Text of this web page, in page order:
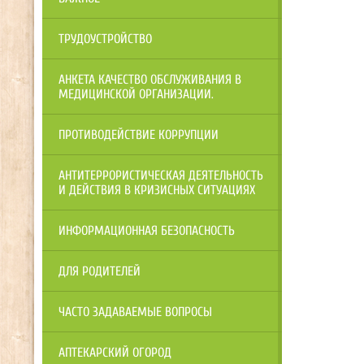
ТРУДОУСТРОЙСТВО
АНКЕТА КАЧЕСТВО ОБСЛУЖИВАНИЯ В
МЕДИЦИНСКОЙ ОРГАНИЗАЦИИ.
ПРОТИВОДЕЙСТВИЕ КОРРУПЦИИ
АНТИТЕРРОРИСТИЧЕСКАЯ ДЕЯТЕЛЬНОСТЬ
И ДЕЙСТВИЯ В КРИЗИСНЫХ СИТУАЦИЯХ
ИНФОРМАЦИОННАЯ БЕЗОПАСНОСТЬ
ДЛЯ РОДИТЕЛЕЙ
ЧАСТО ЗАДАВАЕМЫЕ ВОПРОСЫ
АПТЕКАРСКИЙ ОГОРОД